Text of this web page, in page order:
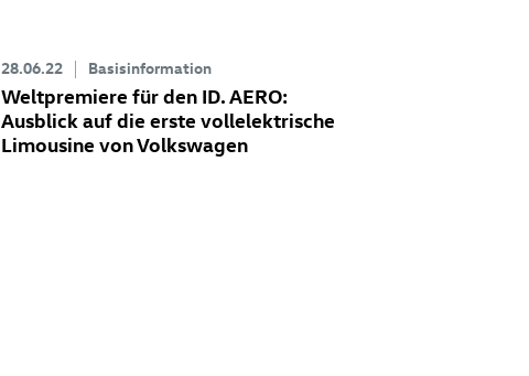
28.06.22 Basisinformation
Weltpremiere für den ID. AERO:
Ausblick auf die erste vollelektrische
Limousine von Volkswagen